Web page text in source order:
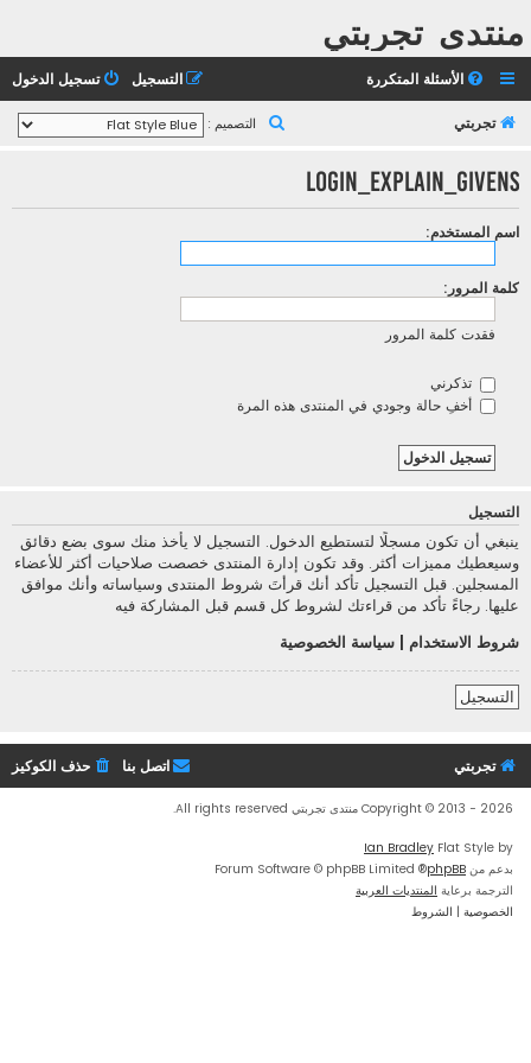
منتدى تجربتي
الأسئلة المتكررة تسجيل الدخول التسجيل
تجربتي التصميم :
LOGIN_EXPLAIN_GIVENS
اسم المستخدم:
كلمة المرور:
فقدت كلمة المرور
تذكرني
أخفِ حالة وجودي في المنتدى هذه المرة
التسجيل
ينبغي أن تكون مسجلًا لتستطيع الدخول. التسجيل لا يأخذ منك سوى بضع دقائق
وسيعطيك مميزات أكثر. وقد تكون إدارة المنتدى خصصت صلاحيات أكثر للأعضاء
المسجلين. قبل التسجيل تأكد أنك قرأتَ شروط المنتدى وسياساته وأنك موافق
عليها. رجاءً تأكد من قراءتك لشروط كل قسم قبل المشاركة فيه
شروط الاستخدام
سياسة الخصوصية
التسجيل
تجربتي حذف الكوكيز اتصل بنا
Copyright © 2013 - 2026 منتدى تجربتي All rights reserved.
Flat Style by
Ian Bradley
بدعم من phpBB
® Forum Software © phpBB Limited
الترجمة برعاية المنتديات العربية
الخصوصية | الشروط